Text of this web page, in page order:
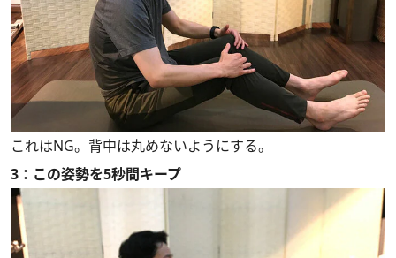
これはNG。背中は丸めないようにする。
3：この姿勢を5秒間キープ